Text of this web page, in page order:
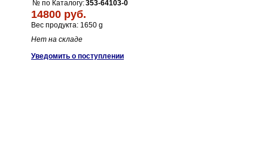
№ по Каталогу:353-64103-0
14800 руб.
Вес продукта: 1650 g
Нет на складе
Уведомить о поступлении